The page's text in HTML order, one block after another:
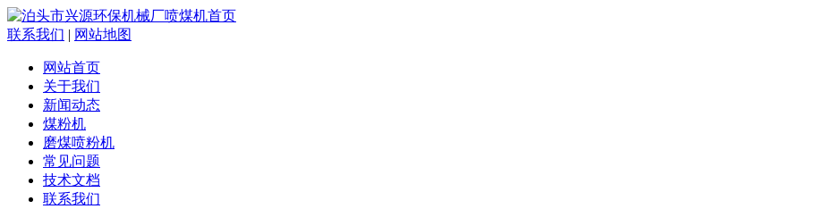
联系我们 | 网站地图
网站首页
关于我们
新闻动态
煤粉机
磨煤喷粉机
常见问题
技术文档
联系我们